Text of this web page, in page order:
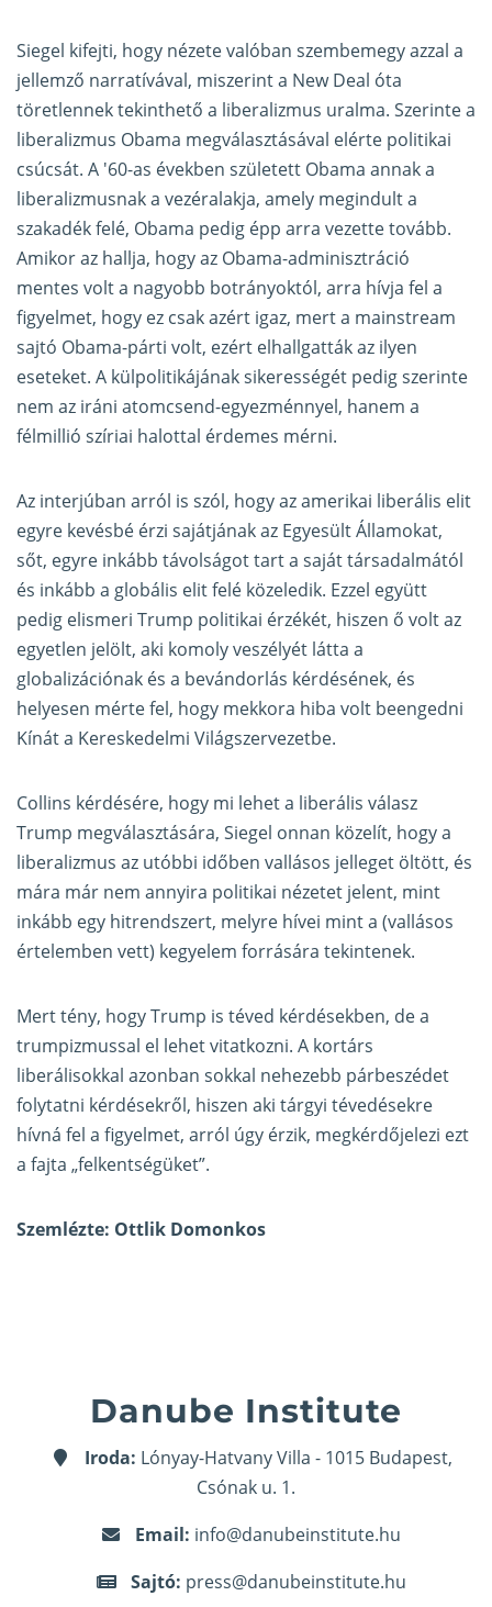
Siegel kifejti, hogy nézete valóban szembemegy azzal a
jellemző narratívával, miszerint a New Deal óta
töretlennek tekinthető a liberalizmus uralma. Szerinte a
liberalizmus Obama megválasztásával elérte politikai
csúcsát. A '60-as években született Obama annak a
liberalizmusnak a vezéralakja, amely megindult a
szakadék felé, Obama pedig épp arra vezette tovább.
Amikor az hallja, hogy az Obama-adminisztráció
mentes volt a nagyobb botrányoktól, arra hívja fel a
figyelmet, hogy ez csak azért igaz, mert a mainstream
sajtó Obama-párti volt, ezért elhallgatták az ilyen
eseteket. A külpolitikájának sikerességét pedig szerinte
nem az iráni atomcsend-egyezménnyel, hanem a
félmillió szíriai halottal érdemes mérni.
Az interjúban arról is szól, hogy az amerikai liberális elit
egyre kevésbé érzi sajátjának az Egyesült Államokat,
sőt, egyre inkább távolságot tart a saját társadalmától
és inkább a globális elit felé közeledik. Ezzel együtt
pedig elismeri Trump politikai érzékét, hiszen ő volt az
egyetlen jelölt, aki komoly veszélyét látta a
globalizációnak és a bevándorlás kérdésének, és
helyesen mérte fel, hogy mekkora hiba volt beengedni
Kínát a Kereskedelmi Világszervezetbe.
Collins kérdésére, hogy mi lehet a liberális válasz
Trump megválasztására, Siegel onnan közelít, hogy a
liberalizmus az utóbbi időben vallásos jelleget öltött, és
mára már nem annyira politikai nézetet jelent, mint
inkább egy hitrendszert, melyre hívei mint a (vallásos
értelemben vett) kegyelem forrására tekintenek.
Mert tény, hogy Trump is téved kérdésekben, de a
trumpizmussal el lehet vitatkozni. A kortárs
liberálisokkal azonban sokkal nehezebb párbeszédet
folytatni kérdésekről, hiszen aki tárgyi tévedésekre
hívná fel a figyelmet, arról úgy érzik, megkérdőjelezi ezt
a fajta „felkentségüket”.
Szemlézte: Ottlik Domonkos
Danube Institute
Iroda: Lónyay-Hatvany Villa - 1015 Budapest,
Csónak u. 1.
Email: info@danubeinstitute.hu
Sajtó: press@danubeinstitute.hu